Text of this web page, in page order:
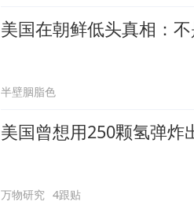
美国在朝鲜低头真相：
半壁胭脂色
美国曾想用250颗氢弹炸
万物研究 4跟贴